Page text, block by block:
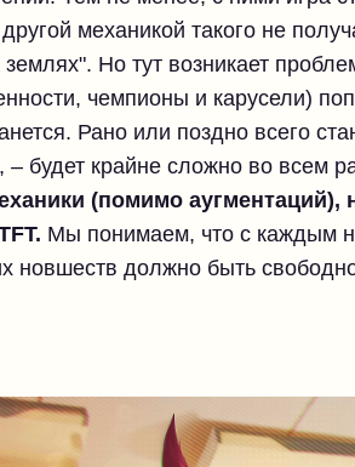
механикой такого не
Но тут возникает
чемпионы и карусели)
Рано или поздно всего
будет крайне сложно во всем
(помимо аугментаций),
Мы понимаем, что с каждым
новшеств должно быть